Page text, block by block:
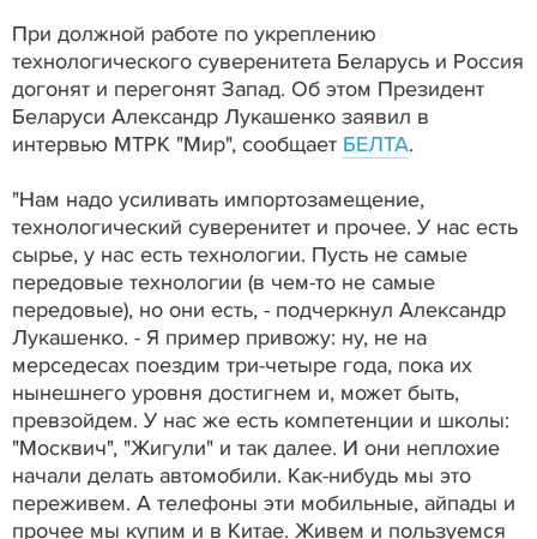
При должной работе по укреплению
технологического суверенитета Беларусь и Россия
догонят и перегонят Запад. Об этом Президент
Беларуси Александр Лукашенко заявил в
интервью МТРК "Мир", сообщает БЕЛТА.
"Нам надо усиливать импортозамещение,
технологический суверенитет и прочее. У нас есть
сырье, у нас есть технологии. Пусть не самые
передовые технологии (в чем-то не самые
передовые), но они есть, - подчеркнул Александр
Лукашенко. - Я пример привожу: ну, не на
мерседесах поездим три-четыре года, пока их
нынешнего уровня достигнем и, может быть,
превзойдем. У нас же есть компетенции и школы:
"Москвич", "Жигули" и так далее. И они неплохие
начали делать автомобили. Как-нибудь мы это
переживем. А телефоны эти мобильные, айпады и
прочее мы купим и в Китае. Живем и пользуемся